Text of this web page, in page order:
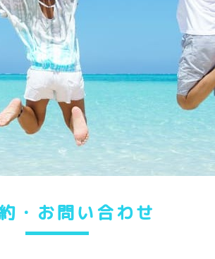
・お問い合わせ